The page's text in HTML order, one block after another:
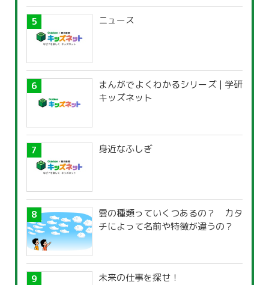
ニュース
まんがでよくわかるシリーズ | 学研
キッズネット
身近なふしぎ
雲の種類っていくつあるの？ カタ
チによって名前や特徴が違うの？
未来の仕事を探せ！